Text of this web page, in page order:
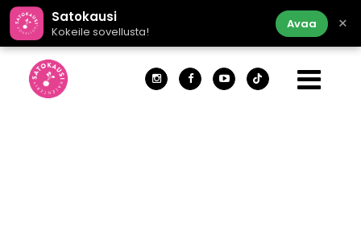
Satokausi
Kokeile sovellusta!
Avaa ×